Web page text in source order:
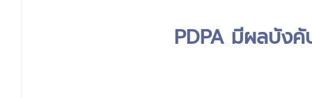
PDPA มีผลบังคั